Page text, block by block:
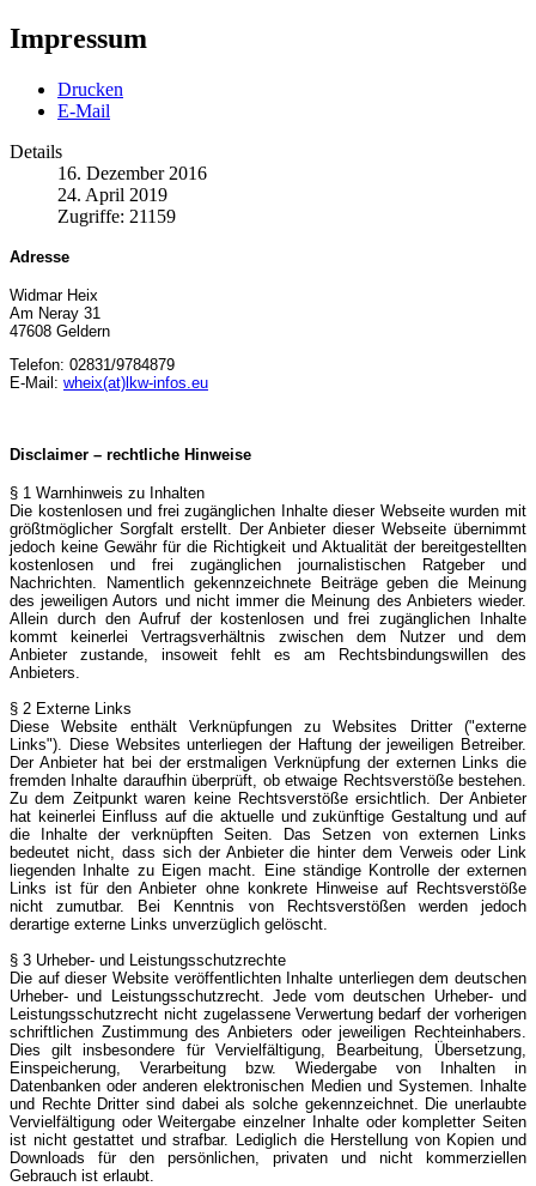
Impressum
Drucken
E-Mail
Details
16. Dezember 2016
24. April 2019
Zugriffe: 21159
Adresse
Widmar Heix
Am Neray 31
47608 Geldern
Telefon: 02831/9784879
E-Mail: wheix(at)lkw-infos.eu
Disclaimer – rechtliche Hinweise
§ 1 Warnhinweis zu Inhalten
Die kostenlosen und frei zugänglichen Inhalte dieser Webseite wurden mit
größtmöglicher Sorgfalt erstellt. Der Anbieter dieser Webseite übernimmt
jedoch keine Gewähr für die Richtigkeit und Aktualität der bereitgestellten
kostenlosen und frei zugänglichen journalistischen Ratgeber und
Nachrichten. Namentlich gekennzeichnete Beiträge geben die Meinung
des jeweiligen Autors und nicht immer die Meinung des Anbieters wieder.
Allein durch den Aufruf der kostenlosen und frei zugänglichen Inhalte
kommt keinerlei Vertragsverhältnis zwischen dem Nutzer und dem
Anbieter zustande, insoweit fehlt es am Rechtsbindungswillen des
Anbieters.
§ 2 Externe Links
Diese Website enthält Verknüpfungen zu Websites Dritter ("externe
Links"). Diese Websites unterliegen der Haftung der jeweiligen Betreiber.
Der Anbieter hat bei der erstmaligen Verknüpfung der externen Links die
fremden Inhalte daraufhin überprüft, ob etwaige Rechtsverstöße bestehen.
Zu dem Zeitpunkt waren keine Rechtsverstöße ersichtlich. Der Anbieter
hat keinerlei Einfluss auf die aktuelle und zukünftige Gestaltung und auf
die Inhalte der verknüpften Seiten. Das Setzen von externen Links
bedeutet nicht, dass sich der Anbieter die hinter dem Verweis oder Link
liegenden Inhalte zu Eigen macht. Eine ständige Kontrolle der externen
Links ist für den Anbieter ohne konkrete Hinweise auf Rechtsverstöße
nicht zumutbar. Bei Kenntnis von Rechtsverstößen werden jedoch
derartige externe Links unverzüglich gelöscht.
§ 3 Urheber- und Leistungsschutzrechte
Die auf dieser Website veröffentlichten Inhalte unterliegen dem deutschen
Urheber- und Leistungsschutzrecht. Jede vom deutschen Urheber- und
Leistungsschutzrecht nicht zugelassene Verwertung bedarf der vorherigen
schriftlichen Zustimmung des Anbieters oder jeweiligen Rechteinhabers.
Dies gilt insbesondere für Vervielfältigung, Bearbeitung, Übersetzung,
Einspeicherung, Verarbeitung bzw. Wiedergabe von Inhalten in
Datenbanken oder anderen elektronischen Medien und Systemen. Inhalte
und Rechte Dritter sind dabei als solche gekennzeichnet. Die unerlaubte
Vervielfältigung oder Weitergabe einzelner Inhalte oder kompletter Seiten
ist nicht gestattet und strafbar. Lediglich die Herstellung von Kopien und
Downloads für den persönlichen, privaten und nicht kommerziellen
Gebrauch ist erlaubt.